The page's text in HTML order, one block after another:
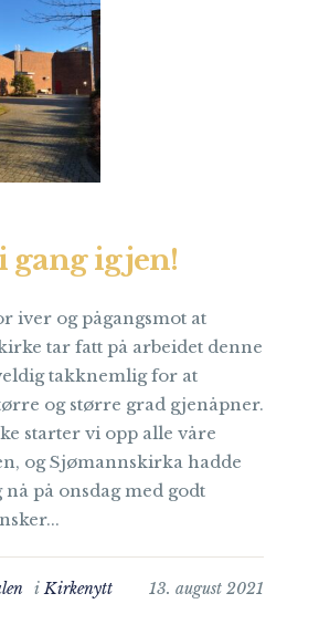
gang igjen!
iver og pågangsmot at
tar fatt på arbeidet denne
takknemlig for at
og større grad gjenåpner.
starter vi opp alle våre
og Sjømannskirka hadde
på onsdag med godt
13. august 2021
iKirkenytt